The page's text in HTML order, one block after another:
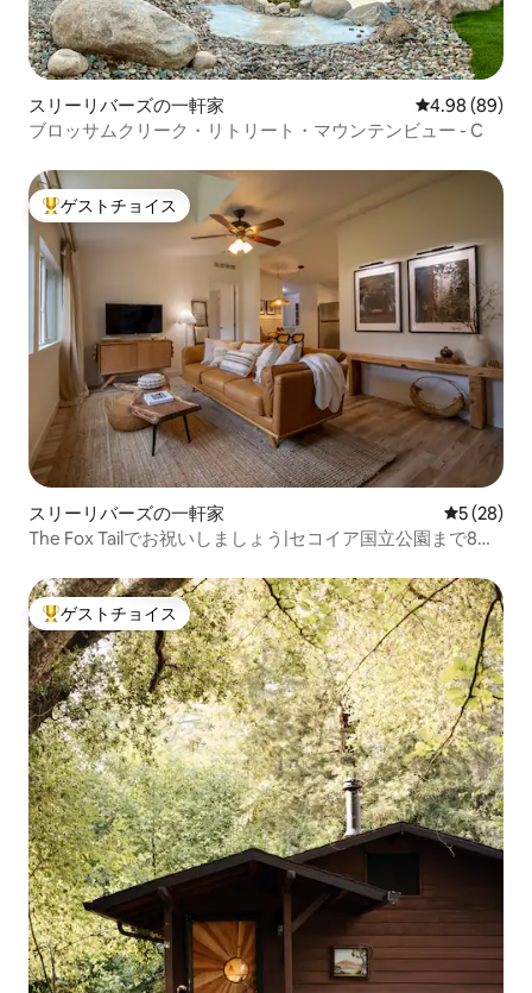
スリーリバーズの一軒家 レビュー89件
4.98 (89)
ブロッサムクリーク・リトリート・マウンテンビュー - C
大好評のゲストチョイスです。
ゲストチョイス
スリーリバーズの一軒家 レビュー
5 (28)
The Fox Tailでお祝いしましょう|セコイア国立公園まで8マ
大好評のゲストチョイスです。
ゲストチョイス